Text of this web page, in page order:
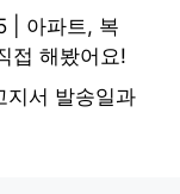
| 아파트, 복
접 해봤어요!
지서 발송일과